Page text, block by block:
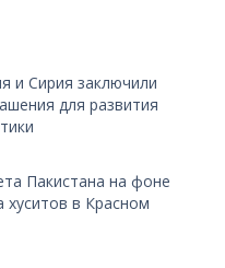
и Сирия заключили
для развития
Пакистана на фоне
хуситов в Красном